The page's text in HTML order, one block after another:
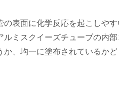
表面に化学反応を起こし
ミスクイーズチューブの内
、均一に塗布されているか